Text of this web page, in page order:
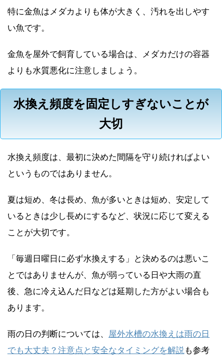
特に金魚はメダカよりも体が大きく、汚れを出しやす
い魚です。
金魚を屋外で飼育している場合は、メダカだけの容器
よりも水質悪化に注意しましょう。
水換え頻度を固定しすぎないことが
大切
水換え頻度は、最初に決めた間隔を守り続ければよい
というものではありません。
夏は短め、冬は長め、魚が多いときは短め、安定して
いるときは少し長めにするなど、状況に応じて変える
ことが大切です。
「毎週日曜日に必ず水換えする」と決めるのは悪いこ
とではありませんが、魚が弱っている日や大雨の直
後、急に冷え込んだ日などは延期した方がよい場合も
あります。
雨の日の判断については、 屋外水槽の水換えは雨の日
でも大丈夫？注意点と安全なタイミングを解説も参考